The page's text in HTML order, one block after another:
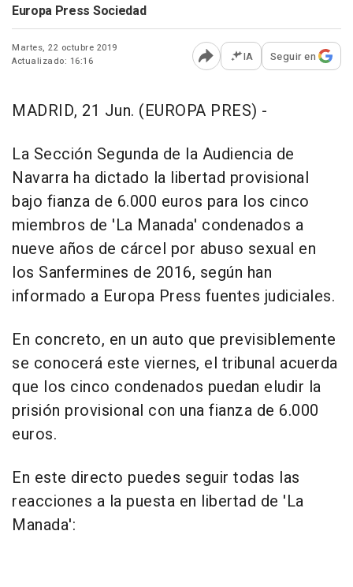
Europa Press Sociedad
Martes, 22 octubre 2019
Actualizado: 16:16
Abrir opciones para
IA Seguir en
MADRID, 21 Jun. (EUROPA PRES) -
La Sección Segunda de la Audiencia de
Navarra ha dictado la libertad provisional
bajo fianza de 6.000 euros para los cinco
miembros de 'La Manada' condenados a
nueve años de cárcel por abuso sexual en
los Sanfermines de 2016, según han
informado a Europa Press fuentes judiciales.
En concreto, en un auto que previsiblemente
se conocerá este viernes, el tribunal acuerda
que los cinco condenados puedan eludir la
prisión provisional con una fianza de 6.000
euros.
En este directo puedes seguir todas las
reacciones a la puesta en libertad de 'La
Manada':